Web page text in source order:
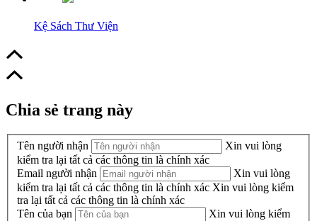
Kệ Sách Thư Viện
Chia sẻ trang này
Tên người nhận
Xin vui lòng
kiểm tra lại tất cả các thông tin là chính xác
Email người nhận
Xin vui lòng
kiểm tra lại tất cả các thông tin là chính xác Xin vui lòng kiểm
tra lại tất cả các thông tin là chính xác
Tên của bạn
Xin vui lòng kiểm